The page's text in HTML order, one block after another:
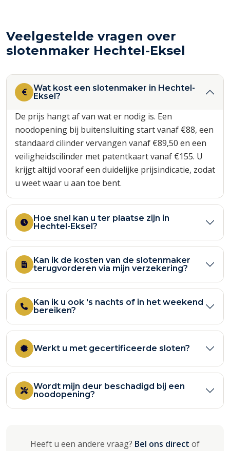
Veelgestelde vragen over
slotenmaker Hechtel-Eksel
Wat kost een slotenmaker in Hechtel-
Eksel?
De prijs hangt af van wat er nodig is. Een
noodopening bij buitensluiting start vanaf €88, een
standaard cilinder vervangen vanaf €89,50 en een
veiligheidscilinder met patentkaart vanaf €155. U
krijgt altijd vooraf een duidelijke prijsindicatie, zodat
u weet waar u aan toe bent.
Hoe snel kan u ter plaatse zijn in
Hechtel-Eksel?
Kan ik de kosten van de slotenmaker
terugvorderen via mijn verzekering?
Kan ik u ook 's nachts of in het weekend
bereiken?
Werkt u met gecertificeerde sloten?
Wordt mijn deur beschadigd bij een
noodopening?
Heeft u een andere vraag? Bel ons direct of